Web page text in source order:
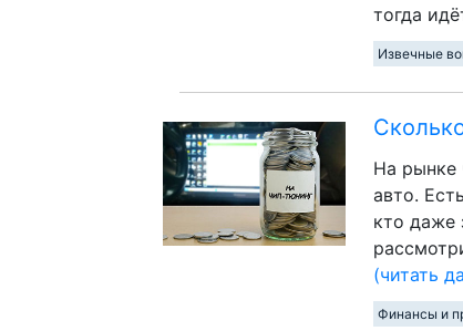
тогда
Извечные
На рынке
авто.
кто даже
(читать
Финансы и